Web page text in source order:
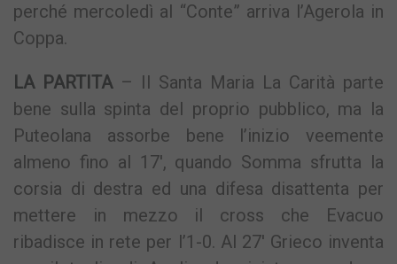
perché mercoledì al “Conte” arriva l’Agerola in
Coppa.
LA PARTITA– Il Santa Maria La Carità parte
bene sulla spinta del proprio pubblico, ma la
Puteolana assorbe bene l’inizio veemente
almeno fino al 17′, quando Somma sfrutta la
corsia di destra ed una difesa disattenta per
mettere in mezzo il cross che Evacuo
ribadisce in rete per l’1-0. Al 27′ Grieco inventa